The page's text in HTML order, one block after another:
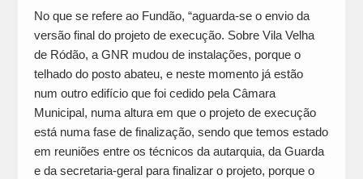
No que se refere ao Fundão, “aguarda-se o envio da
versão final do projeto de execução. Sobre Vila Velha
de Ródão, a GNR mudou de instalações, porque o
telhado do posto abateu, e neste momento já estão
num outro edifício que foi cedido pela Câmara
Municipal, numa altura em que o projeto de execução
está numa fase de finalização, sendo que temos estado
em reuniões entre os técnicos da autarquia, da Guarda
e da secretaria-geral para finalizar o projeto, porque o